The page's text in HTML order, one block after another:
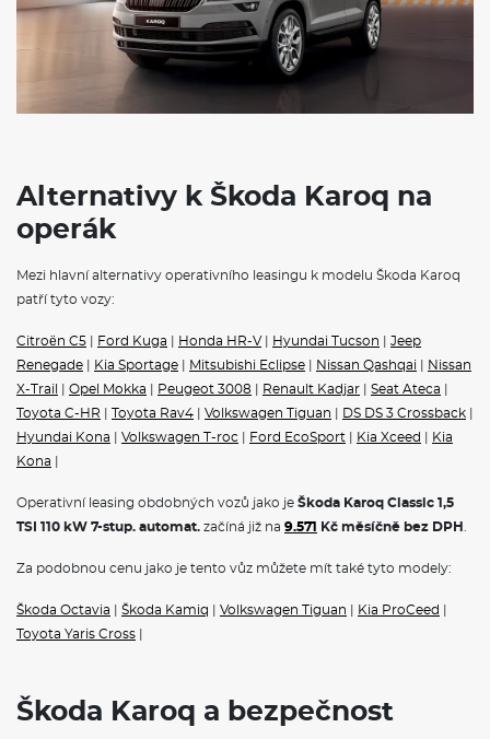
Regulace sklonu předních světlometů
Tempomat s omezovačem rychlosti
Přední mlhové světlomety
Ukazatel stavu kapaliny v ostřikovači
Signalizace nezapnutého bezpečnostního pásu (všichni
KESSY - bezklíčové zamykání a startování
Bez rozhraní pro externí použití
Dva klíče dálkového centrálního zamykání
POJIŠTĚNÍ
Havarijní pojištění se spoluúčastí 10%
ŠKODA KAROQ
Operativní leasing Škodapředstavuje ideální řešení pro
podnikatele, firmy i soukromé osoby. Tento moderní způsob
koupě.Škoda na operativní leasingnabízí kompletní portfolio
modelů, od městského vozítka Fabia přes prostorný Octavia
také čistě elektrické vozyŠkoda ElroqaŠkoda Enyaq na
měsíční splátce jsou obvykle zahrnuty veškeré servisní náklady,
výdaje spojené s provozem vozidla.
Alternativy k Škoda Karoq na
operák
Mezi hlavní alternativy operativního leasingu k modelu Škoda Karoq
patří tyto vozy:
Citroën C5 Ford Kuga Honda HR-V| Hyundai Tucson
Jeep
Renegade
Kia Sportage Mitsubishi Eclipse Nissan Qashqai
Nissan
X-Trail
Opel Mokka Peugeot 3008 Renault Kadjar Seat Ateca
Toyota C-HR
Toyota Rav4 Volkswagen Tiguan DS DS 3 Crossback
Hyundai Kona
Volkswagen T-roc Ford EcoSport Kia Xceed
Kia
Kona
Operativní leasing obdobných vozů jako je Škoda Karoq Classic 1,5
TSI 110 kW 7-stup. automat. začíná již na 9.571 Kč měsíčně bez DPH
Za podobnou cenu jako je tento vůz můžete mít také tyto modely:
Škoda Octavia Škoda Kamiq Volkswagen Tiguan Kia ProCeed
Toyota Yaris Cross
Škoda Karoq a bezpečnost